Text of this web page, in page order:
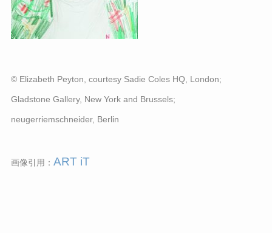
© Elizabeth Peyton, courtesy Sadie Coles HQ, London;
Gladstone Gallery, New York and Brussels;
neugerriemschneider, Berlin
画像引用： ART iT